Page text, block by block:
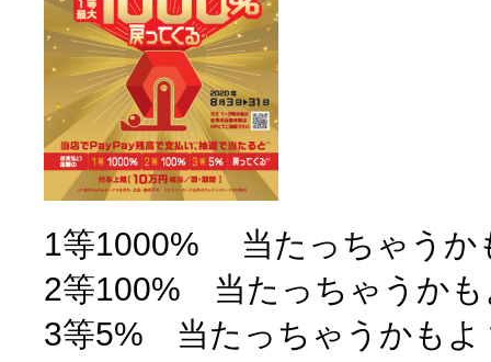
1等1000% 当たっちゃうか
2等100% 当たっちゃうかも
3等5% 当たっちゃうかもよ